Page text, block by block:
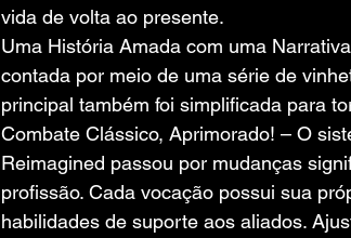
vida de volta ao presente.
Uma História Amada com uma
contada por meio de uma série de
principal também foi simplificada para
Combate Clássico, Aprimorado! – O
Reimagined passou por mudanças
profissão. Cada vocação possui sua
habilidades de suporte aos aliados.